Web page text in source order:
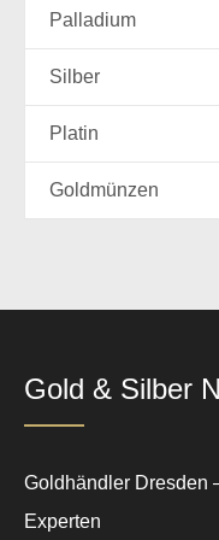
Palladium
Silber
Platin
Goldmünzen
Gold & Silber
Goldhändler Dresden
Experten